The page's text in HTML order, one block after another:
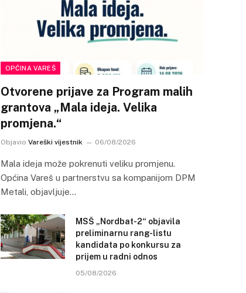
OPĆINA VAREŠ
Otvorene prijave za Program malih
grantova „Mala ideja. Velika
promjena.“
Objavio Vareški vijestnik 06/08/2026
Mala ideja može pokrenuti veliku promjenu.
Općina Vareš u partnerstvu sa kompanijom DPM
Metali, objavljuje…
MSŠ „Nordbat-2“ objavila
preliminarnu rang-listu
kandidata po konkursu za
prijem u radni odnos
05/08/2026